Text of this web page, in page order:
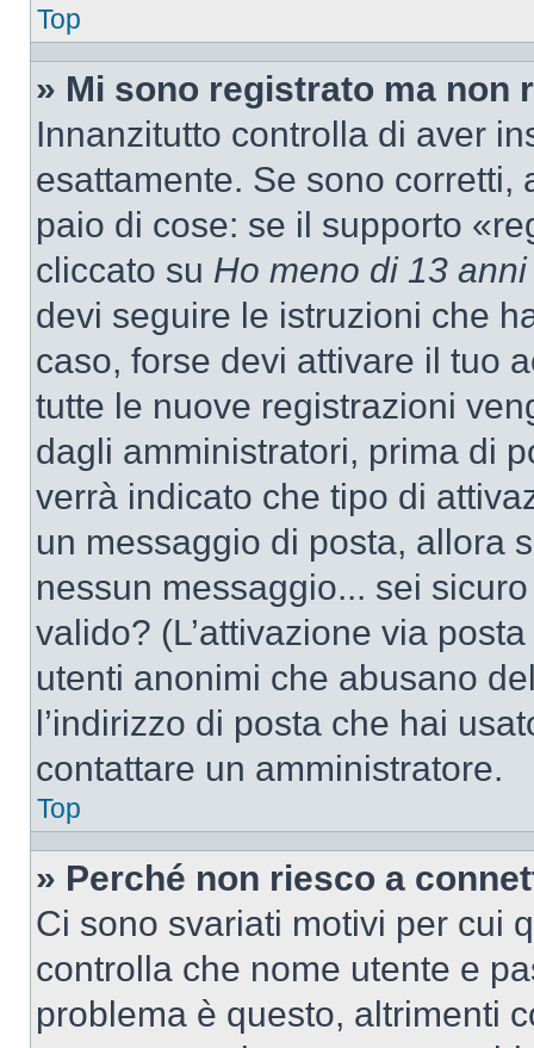
Top
» Mi sono registrato ma non
Innanzitutto controlla di aver
esattamente. Se sono
paio di cose: se il supporto
cliccato su Ho meno di 13 anni
devi seguire le istruzioni che
caso, forse devi attivare il tuo
tutte le nuove registrazioni
dagli amministratori, prima di
verrà indicato che tipo di
un messaggio di posta, allora
nessun messaggio... sei
valido? (L’attivazione via
utenti anonimi che abusano
l’indirizzo di posta che hai
contattare un amministratore.
Top
» Perché non riesco a
Ci sono svariati motivi per cui
controlla che nome utente e
problema è questo, altrimenti